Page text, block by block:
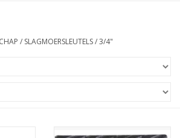
/ SLAGMOERSLEUTELS/3/4"